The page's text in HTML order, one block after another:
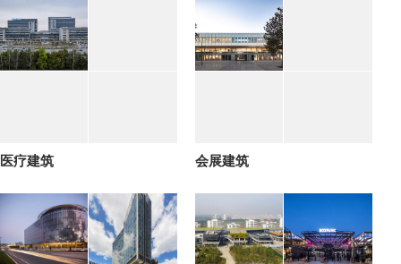
医疗建筑 会展建筑